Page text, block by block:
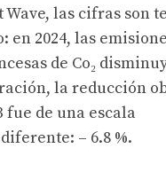
Wave, las cifras son
en 2024, las
de Co₂
la reducción
fue de una escala
– 6.8 %.